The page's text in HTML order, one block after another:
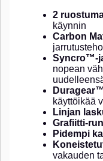
2
käynnin
Carbon
Syncro™-
nopean
käyttöikää
Linjan
Grafiitti-
Pidempi
vakauden